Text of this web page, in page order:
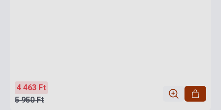
4 463 Ft
5 950 Ft